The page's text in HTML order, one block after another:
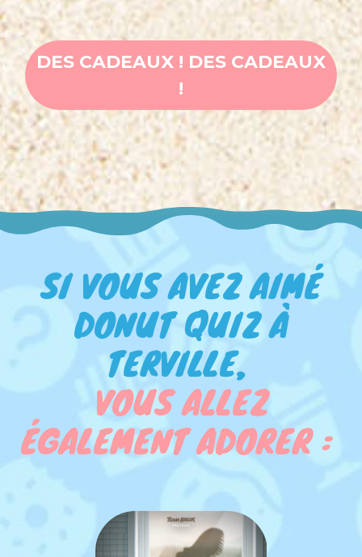
DES CADEAUX ! DES CADEAUX
!
SI VOUS AVEZ AIMÉ
DONUT QUIZ À
TERVILLE,
VOUS ALLEZ
ÉGALEMENT ADORER :